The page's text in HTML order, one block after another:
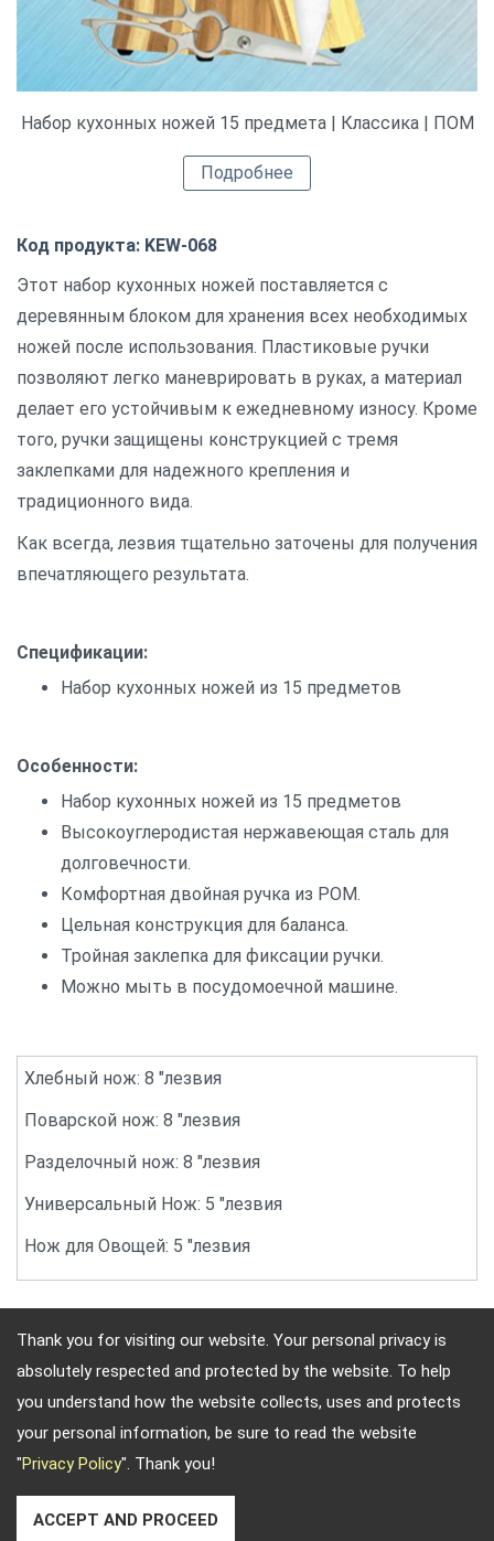
Thank you for visiting our website. Your personal privacy is
absolutely respected and protected by the website. To help
you understand how the website collects, uses and protects
your personal information, be sure to read the website
"Privacy Policy". Thank you!
ACCEPT AND PROCEED
Набор кухонных ножей 15 предмета | Классика | ПОМ
Подробнее
Код продукта: KEW-068
Этот набор кухонных ножей поставляется с
деревянным блоком для хранения всех необходимых
ножей после использования. Пластиковые ручки
позволяют легко маневрировать в руках, а материал
делает его устойчивым к ежедневному износу. Кроме
того, ручки защищены конструкцией с тремя
заклепками для надежного крепления и
традиционного вида.
Как всегда, лезвия тщательно заточены для получения
впечатляющего результата.
Спецификации:
Набор кухонных ножей из 15 предметов
Особенности:
Набор кухонных ножей из 15 предметов
Высокоуглеродистая нержавеющая сталь для
долговечности.
Комфортная двойная ручка из POM.
Цельная конструкция для баланса.
Тройная заклепка для фиксации ручки.
Можно мыть в посудомоечной машине.
Хлебный нож: 8 "лезвия
Поварской нож: 8 "лезвия
Разделочный нож: 8 "лезвия
Универсальный Нож: 5 "лезвия
Нож для Овощей: 5 "лезвия
Адрес: 10F, No.4, Sec.4, Jen-Ai Rd, Taipei, Republic of China
TEL: 886-2-2708-5151 ФАКС: 886-2-2703-5588
Электронная почта:
keywood@ms13.hinet.net